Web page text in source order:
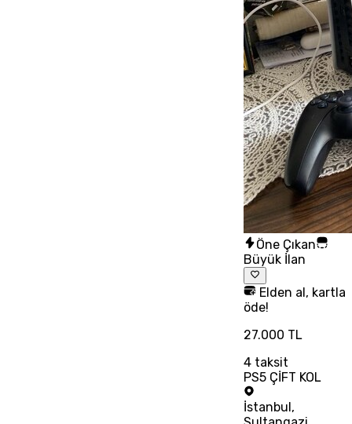
Öne Çıkan
Büyük İlan
Elden al, kartla
öde!
27.000 TL
4taksit
PS5 ÇİFT KOL
İstanbul,